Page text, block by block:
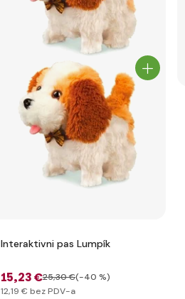
Interaktivni pas Lumpík
15,23 €25,30 €(-40 %)
12,19 € bez PDV-a